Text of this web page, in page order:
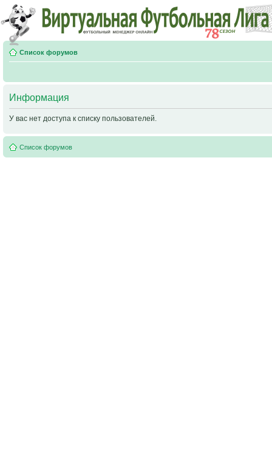
Список форумов
Информация
У вас нет доступа к списку пользователей.
Список форумов